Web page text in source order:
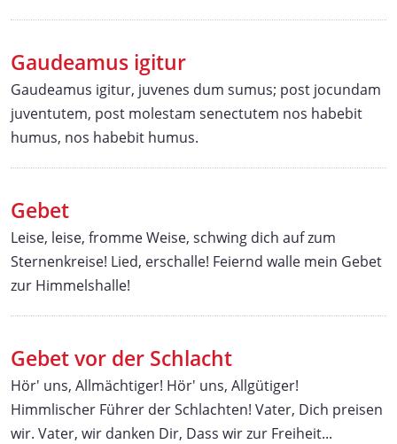
Gaudeamus igitur
Gaudeamus igitur, juvenes dum sumus; post jocundam
juventutem, post molestam senectutem nos habebit
humus, nos habebit humus.
Gebet
Leise, leise, fromme Weise, schwing dich auf zum
Sternenkreise! Lied, erschalle! Feiernd walle mein Gebet
zur Himmelshalle!
Gebet vor der Schlacht
Hör' uns, Allmächtiger! Hör' uns, Allgütiger!
Himmlischer Führer der Schlachten! Vater, Dich preisen
wir. Vater, wir danken Dir, Dass wir zur Freiheit...